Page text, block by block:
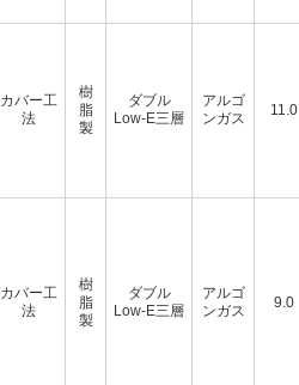
カバー工
法
樹
脂
製
ダブル
Low-E三層
アルゴ
ンガス
11.0
カバー工
法
樹
脂
製
ダブル
Low-E三層
アルゴ
ンガス
9.0